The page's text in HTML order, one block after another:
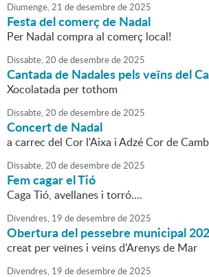
Diumenge,21 dedesembrede2025
Festa del comerç de Nadal
Per Nadal compra al comerç local!
Dissabte,20 dedesembrede2025
Cantada de Nadales pels veïns del
Xocolatada per tothom
Dissabte,20 dedesembrede2025
Concert de Nadal
a carrec del Cor l'Aixa i Adzé Cor de
Dissabte,20 dedesembrede2025
Fem cagar el Tió
Caga Tió, avellanes i torró....
Divendres, 19 dedesembrede2025
Obertura del pessebre municipal
creat per veïnes i veïns d'Arenys de Mar
Divendres, 19 dedesembrede2025